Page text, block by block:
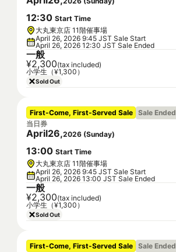
12:30 Start Time
大丸東京店 11階催事場
April 26, 2026 9:45 JST Sale Start
April 26, 2026 12:30 JST Sale Ended
一般
¥2,300(tax included)
小学生（¥1,300）
Sold Out
First-Come, First-Served Sale Sale Ended
当日券
April26,2026 (Sunday)
13:00 Start Time
大丸東京店 11階催事場
April 26, 2026 9:45 JST Sale Start
April 26, 2026 13:00 JST Sale Ended
一般
¥2,300(tax included)
小学生（¥1,300）
Sold Out
First-Come, First-Served Sale Sale Ended